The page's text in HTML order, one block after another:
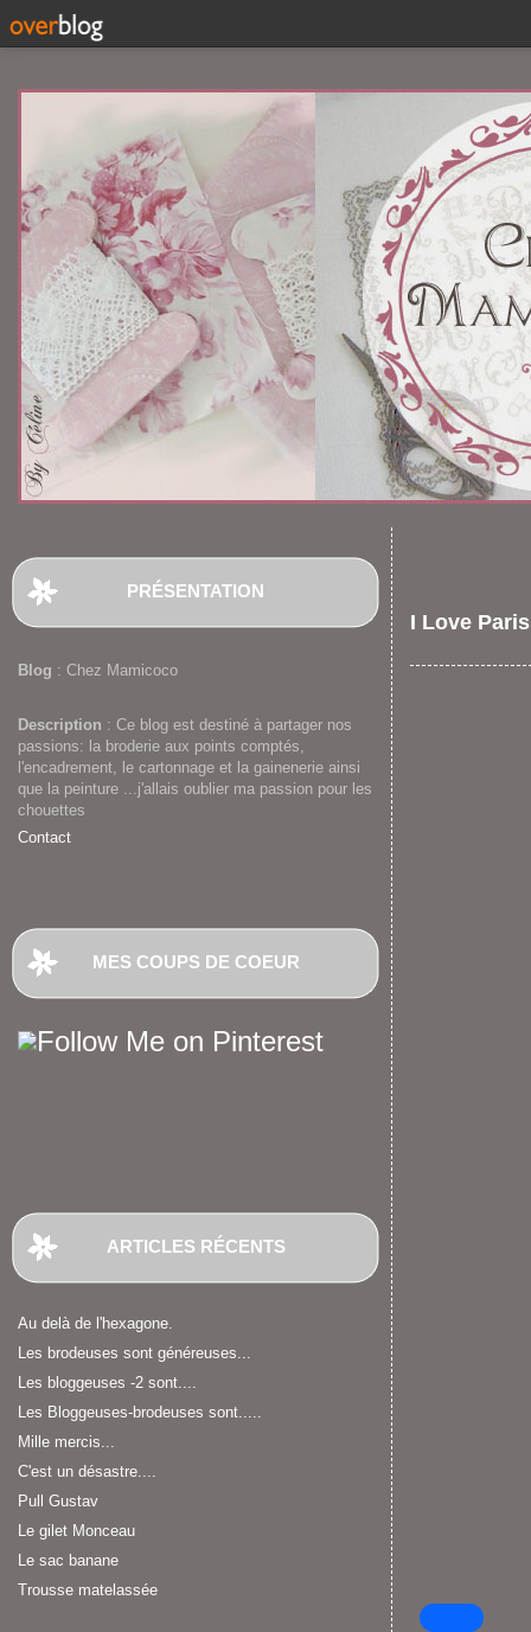
PRÉSENTATION
Blog : Chez Mamicoco
Description : Ce blog est destiné à partager nos
passions: la broderie aux points comptés,
l'encadrement, le cartonnage et la gainenerie ainsi
que la peinture ...j'allais oublier ma passion pour les
chouettes
Contact
MES COUPS DE COEUR
ARTICLES RÉCENTS
Au delà de l'hexagone.
Les brodeuses sont généreuses...
Les bloggeuses -2 sont....
Les Bloggeuses-brodeuses sont.....
Mille mercis...
C'est un désastre....
Pull Gustav
Le gilet Monceau
Le sac banane
Trousse matelassée
I Love Paris